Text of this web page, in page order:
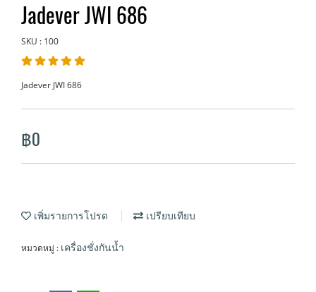
Jadever JWI 686
SKU : 100
Jadever JWI 686
฿0
เพิ่มรายการโปรด เปรียบเทียบ
หมวดหมู่ : เครื่องชั่งกันน้ำ